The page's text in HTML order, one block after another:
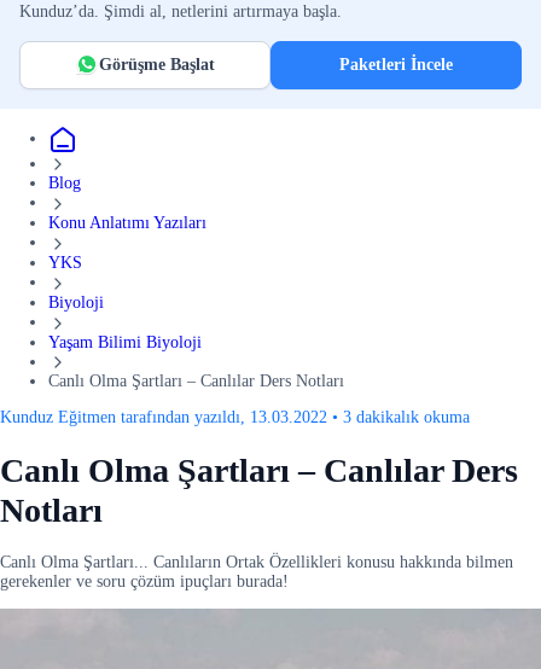
Kunduz’da. Şimdi al, netlerini artırmaya başla.
Görüşme Başlat Paketleri İncele
Blog
Konu Anlatımı Yazıları
YKS
Biyoloji
Yaşam Bilimi Biyoloji
Canlı Olma Şartları – Canlılar Ders Notları
Kunduz Eğitmen tarafından yazıldı, 13.03.2022 • 3 dakikalık okuma
Canlı Olma Şartları – Canlılar Ders
Notları
Canlı Olma Şartları... Canlıların Ortak Özellikleri konusu hakkında bilmen
gerekenler ve soru çözüm ipuçları burada!